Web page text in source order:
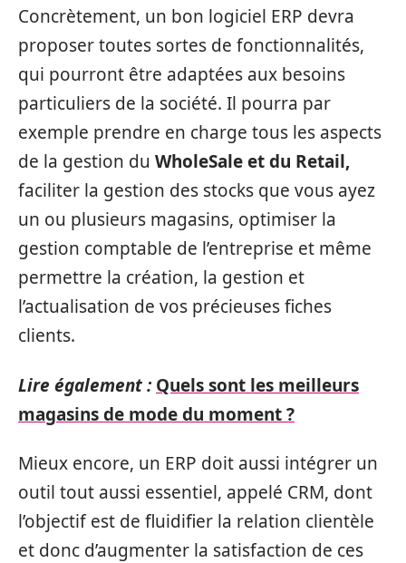
Concrètement, un bon logiciel ERP devra
proposer toutes sortes de fonctionnalités,
qui pourront être adaptées aux besoins
particuliers de la société. Il pourra par
exemple prendre en charge tous les aspects
de la gestion du WholeSale et du Retail,
faciliter la gestion des stocks que vous ayez
un ou plusieurs magasins, optimiser la
gestion comptable de l’entreprise et même
permettre la création, la gestion et
l’actualisation de vos précieuses fiches
clients.
Lire également : Quels sont les meilleurs
magasins de mode du moment ?
Mieux encore, un ERP doit aussi intégrer un
outil tout aussi essentiel, appelé CRM, dont
l’objectif est de fluidifier la relation clientèle
et donc d’augmenter la satisfaction de ces